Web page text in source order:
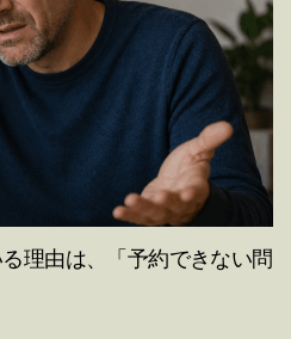
理由は、「予約できない問